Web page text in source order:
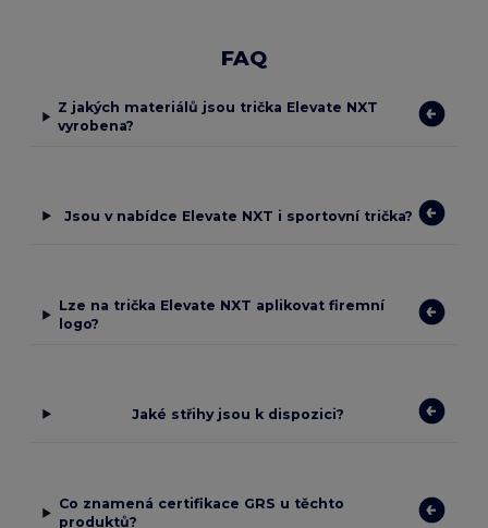
FAQ
Z jakých materiálů jsou trička Elevate NXT
vyrobena?
Jsou v nabídce Elevate NXT i sportovní trička?
Lze na trička Elevate NXT aplikovat firemní
logo?
Jaké střihy jsou k dispozici?
Co znamená certifikace GRS u těchto
produktů?